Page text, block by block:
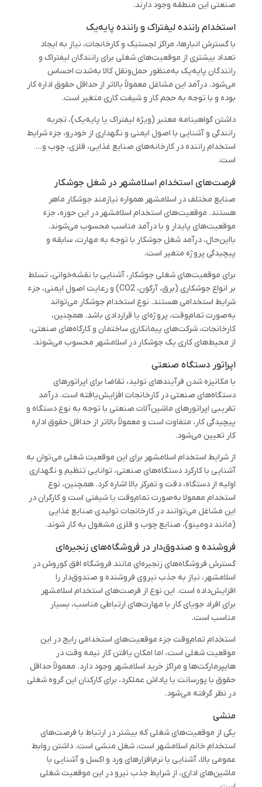
صنعتی این منطقه وجود دارند.
استخدام راننده لیفتراک و راننده پایه‌یک
با گسترش انبارها، مراکز لجستیک و کارخانجات، نیاز به ایجاد
تعداد بیشتری از موقعیت‌های شغلی برای رانندگان لیفتراک و
رانندگان پایه‌یک به‌منظور حمل‌ونقل کالا به‌شدت احساس
می‌شود. درآمد این مشاغل معمولاً بالاتر از حداقل حقوق اداره کار
بوده و با توجه به حجم کار و شیفت کاری متغیر است.
داشتن گواهینامه معتبر (ویژه لیفتراک یا پایه‌یک)، تجربه
رانندگی و آشنایی با اصول ایمنی و نگهداری از خودرو، جزء شرایط
استخدام راننده در کارخانه‌های صنایع غذایی، فلزی، چوب و…
است.
فرصت‌های استخدام اسلامشهر در شغل جوشکار
صنایع مختلف در اسلامشهر همواره نیازمند جوشکار ماهر
هستند. موقعیت‌های استخدام اسلامشهر در این حوزه‌، جزء
موقعیت‌های پایدار و با درآمد مناسب محسوب می‌شوند.
بااین‌حال، درآمد شغل جوشکار با توجه به مهارت، سابقه و
پیچیدگی پروژه متغیر است.
برای موقعیت‌های شغلی جوشکار، آشنایی با نقشه‌خوانی، تسلط
بر انواع جوشکاری (برق، آرگون، CO2) و رعایت اصول ایمنی، جزء
شرایط استخدامی هستند. نوع استخدام جوشکار می‌تواند
به‌صورت تمام‌وقت، پروژه‌ای یا قراردادی باشد. همچنین،
کارخانجات، شرکت‌های پیمانکاری ساختمان و کارگاه‌های صنعتی،
از محیط‌های کاری یک جوشکار در اسلامشهر محسوب می‌شوند.
اپراتور دستگاه صنعتی
با مکانیزه شدن فرآیندهای تولید، تقاضا برای اپراتورهای
دستگاه‌های صنعتی در کارخانجات افزایش‌یافته است. درآمد
تقریبی اپراتورهای ماشین‌آلات صنعتی با توجه به نوع دستگاه و
پیچیدگی کار، متفاوت است و معمولاً بالاتر از حداقل حقوق اداره
کار تعیین می‌شود.
از شرایط استخدام اسلامشهر برای این موقعیت شغلی می‌توان به
آشنایی با کارکرد دستگاه‌های صنعتی، توانایی تنظیم و نگهداری
اولیه از دستگاه، دقت و تمرکز بالا اشاره کرد. همچنین، نوع
استخدام معمولا به‌صورت تمام‌وقت یا شیفتی است و کارگران در
این مشاغل می‌توانند در کارخانجات تولیدی صنایع غذایی
(مانند دومینو)، صنایع چوب و فلزی مشغول به کار شوند.
فروشنده و صندوق‌دار در فروشگاه‌های زنجیره‌ای
گسترش فروشگاه‌های زنجیره‌ای مانند فروشگاه افق کوروش در
اسلامشهر، نیاز به جذب نیروی فروشنده و صندوق‌دار را
افزایش‌داده است. این نوع از فرصت‌های استخدام اسلامشهر
برای افراد جویای کار با مهارت‌های ارتباطی مناسب، بسیار
مناسب است.
استخدام تمام‌وقت جزء موقعیت‌های استخدامی رایج در این
موقعیت شغلی است، اما امکان یافتن کار نیمه وقت در
هایپرمارکت‌ها و مراکز خرید اسلامشهر وجود دارد. معمولاً حداقل
حقوق با پورسانت یا پاداش عملکرد، برای کارکنان این گروه شغلی
در نظر گرفته می‌شود.
منشی
یکی از موقعیت‌های شغلی که بیشتر در ارتباط با فرصت‌های
استخدام خانم اسلامشهر است، شغل منشی است. داشتن روابط
عمومی بالا، آشنایی با نرم‌افزارهای ورد و اکسل و آشنایی با
ماشین‌های اداری، از شرایط جذب نیرو در این موقعیت شغلی